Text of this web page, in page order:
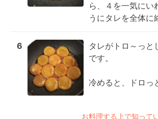
ら、４を一気にい
うにタレを全体に
6
タレがトロ～っと
です。
冷めると、ドロっ
お料理する上で知って